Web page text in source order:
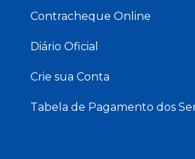
Contracheque Online
Diário Oficial
Crie sua Conta
Tabela de Pagamento dos